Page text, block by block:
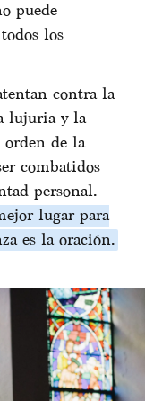
puede
los
contra la
lujuria y la
orden de la
combatidos
personal.
lugar para
es la oración.